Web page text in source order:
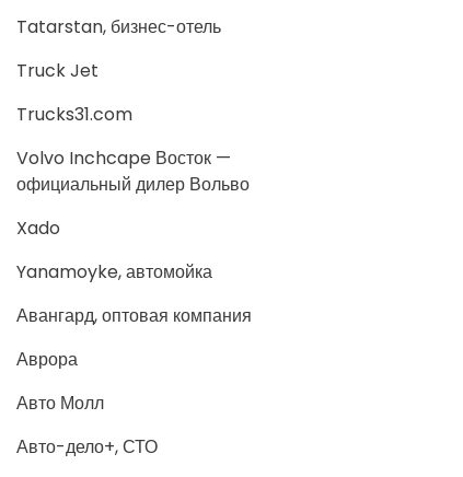
Tatarstan, бизнес-отель
Truck Jet
Trucks31.com
Volvo Inchcape Восток —
официальный дилер Вольво
Xado
Yanamoyke, автомойка
Авангард, оптовая компания
Аврора
Авто Молл
Авто-дело+, СТО